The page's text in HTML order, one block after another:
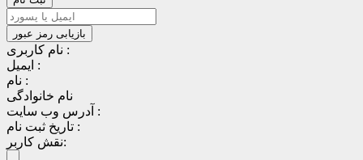
نام کاربری :
ایمیل :
نام :
نام خانوادگی
آدرس وب سایت :
تاریخ ثبت نام :
نقش کاربر: